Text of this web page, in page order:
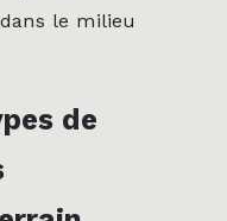
le milieu
de